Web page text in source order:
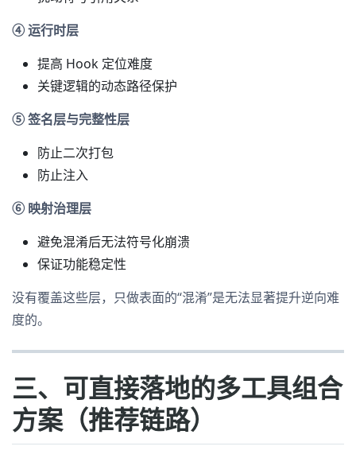
④ 运行时层
提高 Hook 定位难度
关键逻辑的动态路径保护
⑤ 签名层与完整性层
防止二次打包
防止注入
⑥ 映射治理层
避免混淆后无法符号化崩溃
保证功能稳定性
没有覆盖这些层，只做表面的“混淆”是无法显著提升逆向难
度的。
三、可直接落地的多工具组合
方案（推荐链路）